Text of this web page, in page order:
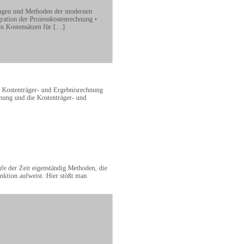
und Methoden der modernen
der Prozesskostenrechnung •
Kostensätzen für […]
und Ergebnisrechnung
und die Kostenträger- und
der Zeit eigenständig Methoden, die
aufweist. Hier stößt man